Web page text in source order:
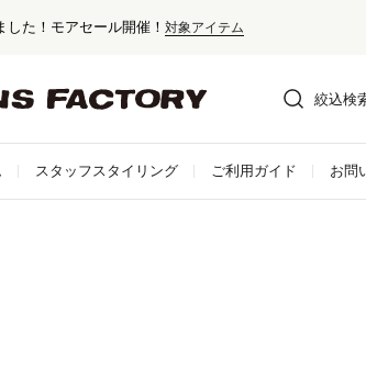
した！モアセール開催！ 対象アイテム
料！
。さらに詳しく
絞込検
スタッフスタイリング ご利用ガイド お問